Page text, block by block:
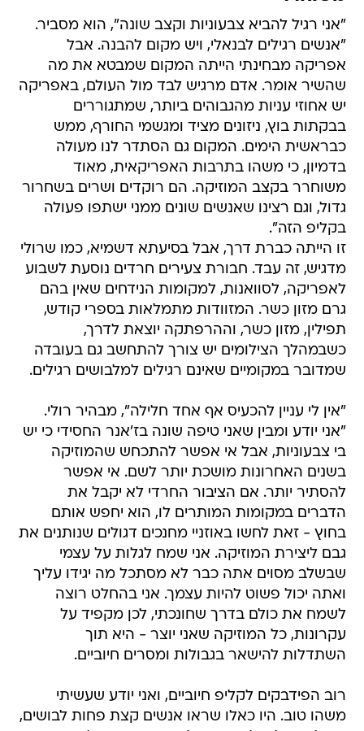
"אני רגיל להביא צבעוניות וקצב שונה", הוא מסביר.
"אנשים רגילים לבנאלי, ויש מקום להבנה. אבל
אפריקה מבחינתי הייתה המקום שמבטא את מה
שהשיר אומר. אדם מרגיש לבד מול העולם, באפריקה
יש אחוזי עניות מהגבוהים ביותר, שמתגוררים
בבקתות בוץ, ניזונים מציד ומגשמי החורף, ממש
כבראשית הימים. המקום גם הסתדר לנו מעולה
בדמיון, כי משהו בתרבות האפריקאית, מאוד
משוחרר בקצב המוזיקה. הם רוקדים ושרים בשחרור
גדול, וגם רצינו שאנשים שונים ממני ישתפו פעולה
בקליפ הזה".
זו הייתה כברת דרך, אבל בסיעתא דשמיא, כמו שרולי
מדגיש, זה עבד. חבורת צעירים חרדים נוסעת לשבוע
לאפריקה, לסוואנות, למקומות הנידחים שאין בהם
גרם מזון כשר. המזוודות מתמלאות בספרי קודש,
תפילין, מזון כשר, וההרפתקה יוצאת לדרך,
כשבמהלך הצילומים יש צורך להתחשב גם בעובדה
שמדובר במקומיים שאינם רגילים למלבושים רגילים.
"אין לי עניין להכעיס אף אחד חלילה", מבהיר רולי.
"אני יודע ומבין שאני טיפה שונה בז'אנר החסידי כי יש
בי צבעוניות, אבל אי אפשר להתכחש שהמוזיקה
בשנים האחרונות מושכת יותר לשם. אי אפשר
להסתיר יותר. אם הציבור החרדי לא יקבל את
הדברים במקומות המותרים לו, הוא יחפש אותם
בחוץ - זאת לחשו באוזניי מחנכים דגולים שנותנים את
גבם ליצירת המוזיקה. אני שמח לגלות על עצמי
שבשלב מסוים אתה כבר לא מסתכל מה יגידו עליך
ואתה יכול פשוט להיות עצמך. אני בהחלט רוצה
לשמח את כולם בדרך שחונכתי, לכן מקפיד על
עקרונות, כל המוזיקה שאני יוצר - היא תוך
השתדלות להישאר בגבולות ומסרים חיוביים.
רוב הפידבקים לקליפ חיוביים, ואני יודע שעשיתי
משהו טוב. היו כאלו שראו אנשים קצת פחות לבושים,